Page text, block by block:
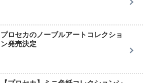
プロセカのノーブルアートコレクショ
ン発売決定